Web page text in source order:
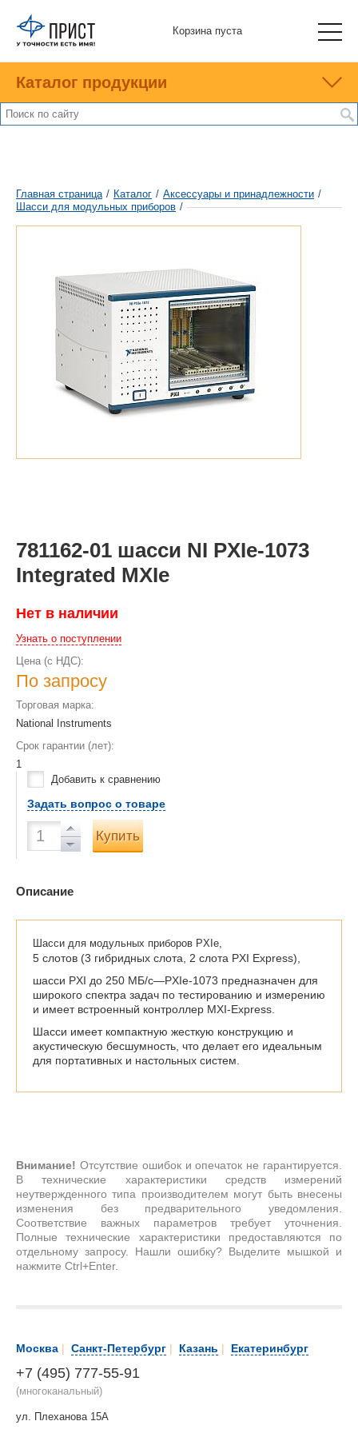
Корзина пуста
Каталог продукции
Главная страница / Каталог / Аксессуары и принадлежности /
Шасси для модульных приборов /
781162-01 шасси NI PXIe-1073
Integrated MXIe
Нет в наличии
Узнать о поступлении
Цена (с НДС):
По запросу
Торговая марка:
National Instruments
Срок гарантии (лет):
1
Добавить к сравнению
Задать вопрос о товаре
Купить
Описание
Шасси для модульных приборов PXIe,
5 слотов (3 гибридных слота, 2 слота PXI Express),
шасси PXI до 250 МБ/с—PXIe-1073 предназначен для
широкого спектра задач по тестированию и измерению
и имеет встроенный контроллер MXI-Express.
Шасси имеет компактную жесткую конструкцию и
акустическую бесшумность, что делает его идеальным
для портативных и настольных систем.
Внимание! Отсутствие ошибок и опечаток не гарантируется.
В технические характеристики средств измерений
неутвержденного типа производителем могут быть внесены
изменения без предварительного уведомления.
Соответствие важных параметров требует уточнения.
Полные технические характеристики предоставляются по
отдельному запросу. Нашли ошибку? Выделите мышкой и
нажмите Ctrl+Enter.
Москва | Санкт-Петербург | Казань | Екатеринбург
+7 (495) 777-55-91
(многоканальный)
ул. Плеханова 15А